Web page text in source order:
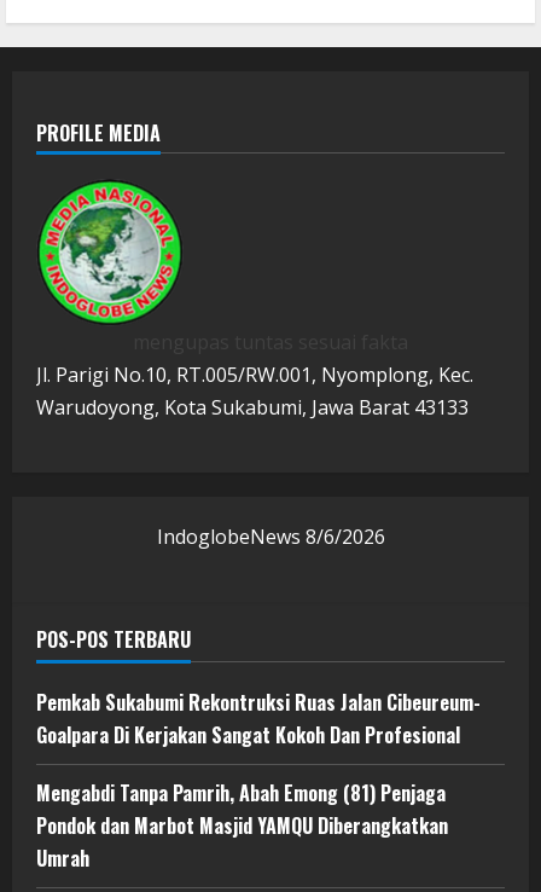
PROFILE MEDIA
Jl. Parigi No.10, RT.005/RW.001, Nyomplong, Kec.
Warudoyong, Kota Sukabumi, Jawa Barat 43133
IndoglobeNews 8/6/2026
POS-POS TERBARU
Pemkab Sukabumi Rekontruksi Ruas Jalan Cibeureum-
Goalpara Di Kerjakan Sangat Kokoh Dan Profesional
Mengabdi Tanpa Pamrih, Abah Emong (81) Penjaga
Pondok dan Marbot Masjid YAMQU Diberangkatkan
Umrah